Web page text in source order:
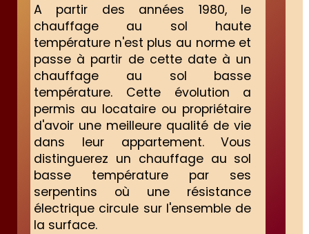
A partir des années 1980, le
chauffage au sol haute
température n'est plus au norme et
passe à partir de cette date à un
chauffage au sol basse
température. Cette évolution a
permis au locataire ou propriétaire
d'avoir une meilleure qualité de vie
dans leur appartement. Vous
distinguerez un chauffage au sol
basse température par ses
serpentins où une résistance
électrique circule sur l'ensemble de
la surface.